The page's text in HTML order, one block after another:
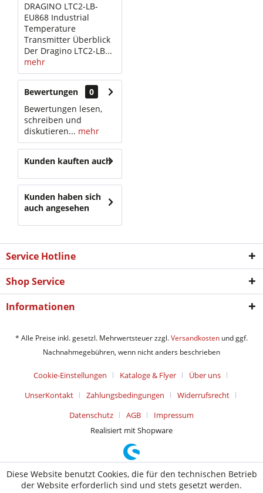
DRAGINO LTC2-LB-
EU868 Industrial
Temperature
Transmitter Überblick
Der Dragino LTC2-LB...
mehr
Bewertungen
0
Bewertungen lesen,
schreiben und
diskutieren... mehr
Kunden kauften auch
Kunden haben sich
auch angesehen
Service Hotline
Shop Service
Informationen
* Alle Preise inkl. gesetzl. Mehrwertsteuer zzgl.Versandkosten und ggf.
Nachnahmegebühren, wenn nicht anders beschrieben
Cookie-Einstellungen Kataloge & Flyer
Über uns
UnserKontakt
Zahlungsbedingungen
Widerrufsrecht
Datenschutz
AGB
Impressum
Realisiert mit Shopware
Diese Website benutzt Cookies, die für den technischen Betrieb
der Website erforderlich sind und stets gesetzt werden.